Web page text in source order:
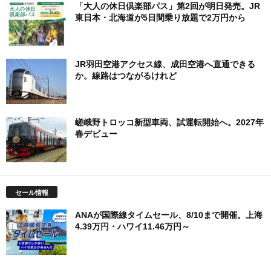
「大人の休日倶楽部パス」第2回が明日発売。JR
東日本・北海道が5日間乗り放題で2万円から
JR羽田空港アクセス線、成田空港へ直通できる
か。線路はつながるけれど
嵯峨野トロッコ新型車両、試運転開始へ。2027年
春デビュー
セール情報
ANAが国際線タイムセール、8/10まで開催。上海
4.39万円・ハワイ11.46万円～